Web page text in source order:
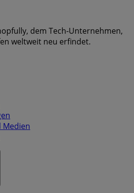
dem Tech-Unternehmen,
weltweit neu erfindet.
Medien